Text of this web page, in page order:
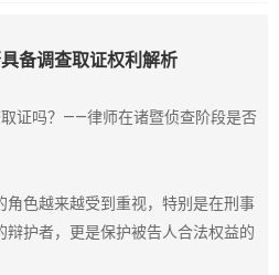
备调查取证权利解析
证吗？——律师在诸暨侦查阶段是否
角色越来越受到重视，特别是在刑事
护者，更是保护被告人合法权益的